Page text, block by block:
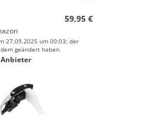
59,95 €
27.09.2025 um 00:03; der
geändert haben.